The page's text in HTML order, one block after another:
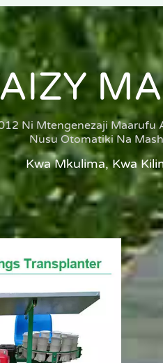
Ni Mtengenezaji
Nusu Otomatiki Na
Kwa Mkulima, Kwa